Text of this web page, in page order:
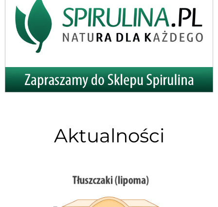
Aktualności